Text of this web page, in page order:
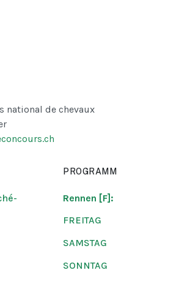
national de chevaux
PROGRAMM
Rennen [F]:
FREITAG
SAMSTAG
SONNTAG